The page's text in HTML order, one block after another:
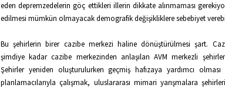
eden depremzedelerin göç ettikleri illerin dikkate alınmaması
edilmesi mümkün olmayacak demografik değişikliklere sebebiyet
Bu şehirlerin birer cazibe merkezi haline dönüştürülmesi şart.
şimdiye kadar cazibe merkezinden anlaşılan AVM merkezli
Şehirler yeniden oluşturulurken geçmiş hafızaya yardımcı olması
planlamacılarıyla çalışmak, uluslararası mimari yarışmalara